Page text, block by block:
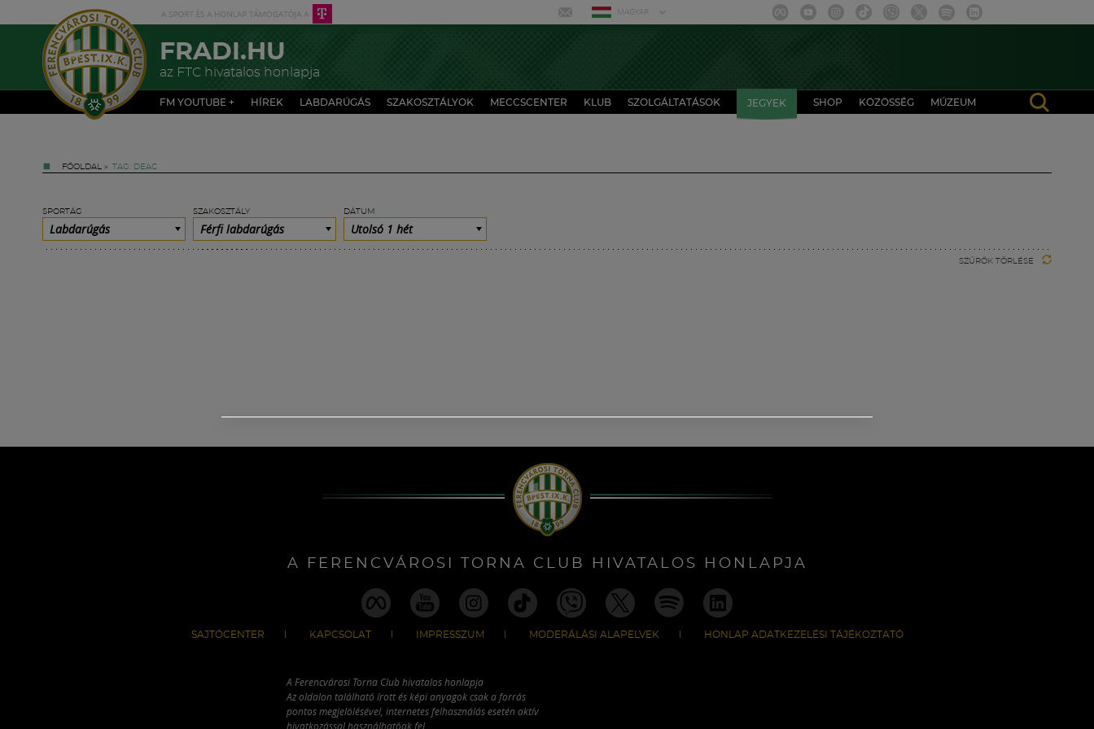
MAGYAR
FRADI.HU
az FTC hivatalos honlapja
FM YOUTUBE + HÍREK LABDARÚGÁS SZAKOSZTÁLYOK MECCSCENTER KLUB SZOLGÁLTATÁSOK JEGYEK SHOP KÖZÖSSÉG MÚZEUM
FŐOLDAL » TAG: DEAC
SPORTÁG
Labdarúgás
SZAKOSZTÁLY
Férfi labdarúgás
DÁTUM
Utolsó 1 hét
SZŰRŐK TÖRLÉSE
A FERENCVÁROSI TORNA CLUB HIVATALOS HONLAPJA
SAJTÓCENTER KAPCSOLAT IMPRESSZUM MODERÁLÁSI ALAPELVEK HONLAP ADATKEZELÉSI TÁJÉKOZTATÓ
A Ferencvárosi Torna Club hivatalos honlapja
Az oldalon található írott és képi anyagok csak a forrás
pontos megjelölésével, internetes felhasználás esetén aktív
hivatkozással használhatóak fel.